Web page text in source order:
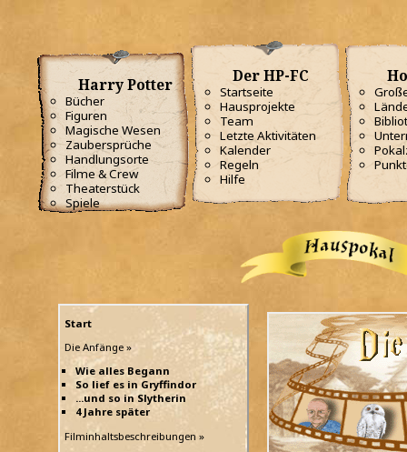
Harry Potter
Bücher
Figuren
Magische Wesen
Zaubersprüche
Handlungsorte
Filme & Crew
Theaterstück
Spiele
Der HP-FC
Startseite
Hausprojekte
Team
Letzte Aktivitäten
Kalender
Regeln
Hilfe
Start
Die Anfänge »
Wie alles Begann
So lief es in Gryffindor
...und so in Slytherin
4 Jahre später
Filminhaltsbeschreibungen »